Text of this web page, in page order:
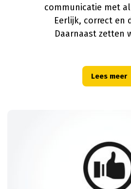
communicatie met
Eerlijk, correct en
Daarnaast zetten